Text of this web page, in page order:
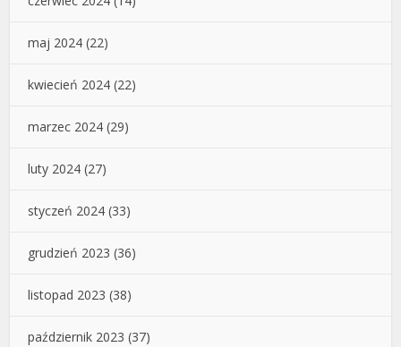
maj 2024 (22)
kwiecień 2024 (22)
marzec 2024 (29)
luty 2024 (27)
styczeń 2024 (33)
grudzień 2023 (36)
listopad 2023 (38)
październik 2023 (37)